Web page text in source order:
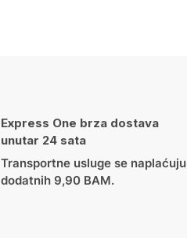
Express One brza dostava
unutar 24 sata
Transportne usluge se naplaćuju
dodatnih 9,90 BAM.